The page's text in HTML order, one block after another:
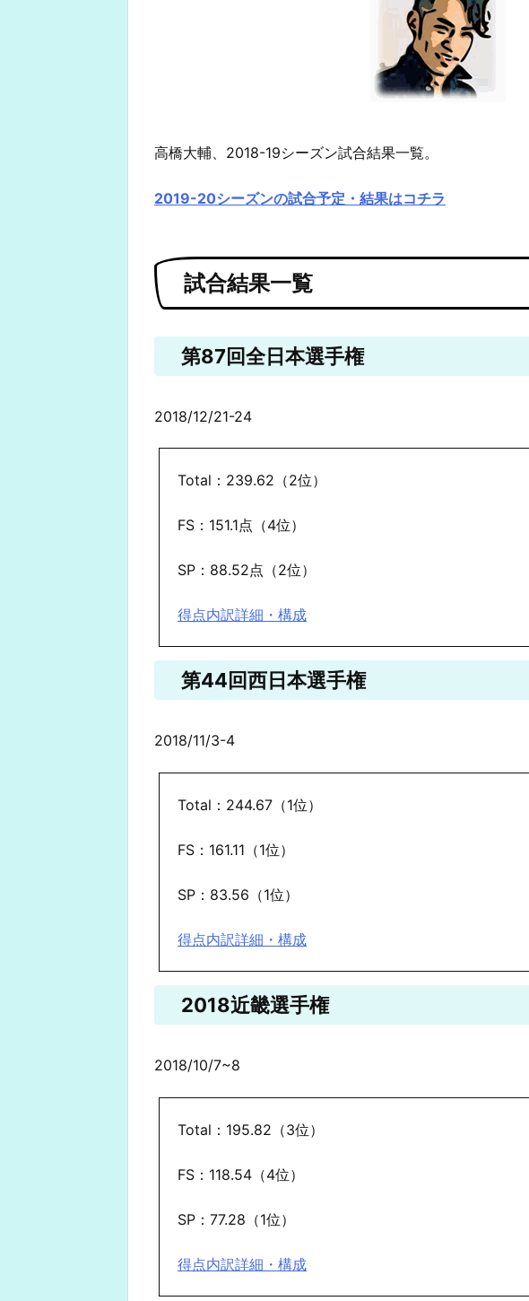
高橋大輔、2018-19シーズン試合結果一覧。
2019-20シーズンの試合予定・結果はコチラ
試合結果一覧
第87回全日本選手権
2018/12/21-24
Total：239.62（2位）
FS：151.1点（4位）
SP：88.52点（2位）
得点内訳詳細・構成
第44回西日本選手権
2018/11/3-4
Total：244.67（1位）
FS：161.11（1位）
SP：83.56（1位）
得点内訳詳細・構成
2018近畿選手権
2018/10/7~8
Total：195.82（3位）
FS：118.54（4位）
SP：77.28（1位）
得点内訳詳細・構成